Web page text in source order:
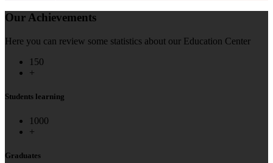
Our Achievements
Here you can review some statistics about our Education Center
150
+
Students learning
1000
+
Graduates